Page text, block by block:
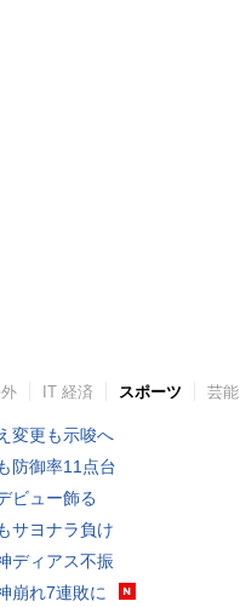
IT 経済 スポーツ 芸能
変更も示唆へ
防御率11点台
ビュー飾る
サヨナラ負け
ディアス不振
崩れ7連敗に